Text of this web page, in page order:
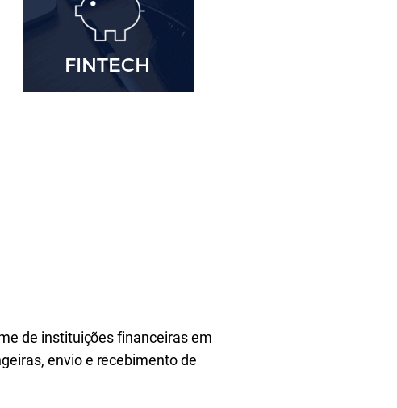
de instituições financeiras em
envio e recebimento de